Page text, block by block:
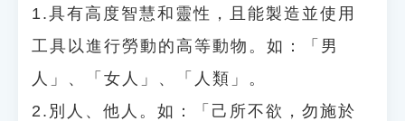
1.具有高度智慧和靈性，且能製造並使用
工具以進行勞動的高等動物。如：「男
人」、「女人」、「人類」。
2.別人、他人。如：「己所不欲，勿施於